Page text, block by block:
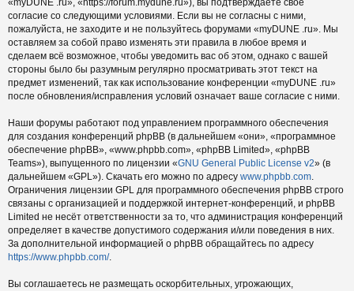
«myDUNE .ru», «https://forum.mydune.ru»), вы подтверждаете своё
согласие со следующими условиями. Если вы не согласны с ними,
пожалуйста, не заходите и не пользуйтесь форумами «myDUNE .ru». Мы
оставляем за собой право изменять эти правила в любое время и
сделаем всё возможное, чтобы уведомить вас об этом, однако с вашей
стороны было бы разумным регулярно просматривать этот текст на
предмет изменений, так как использование конференции «myDUNE .ru»
после обновления/исправления условий означает ваше согласие с ними.
Наши форумы работают под управлением программного обеспечения
для создания конференций phpBB (в дальнейшем «они», «программное
обеспечение phpBB», «www.phpbb.com», «phpBB Limited», «phpBB
Teams»), выпущенного по лицензии «GNU General Public License v2» (в
дальнейшем «GPL»). Скачать его можно по адресу www.phpbb.com.
Ограничения лицензии GPL для программного обеспечения phpBB строго
связаны с организацией и поддержкой интернет-конференций, и phpBB
Limited не несёт ответственности за то, что администрация конференций
определяет в качестве допустимого содержания и/или поведения в них.
За дополнительной информацией о phpBB обращайтесь по адресу
https://www.phpbb.com/.
Вы соглашаетесь не размещать оскорбительных, угрожающих,